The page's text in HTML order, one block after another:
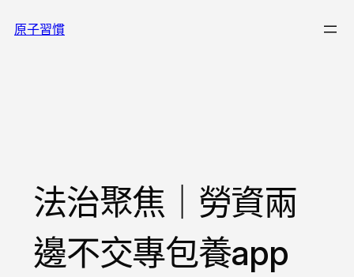
至原子習慣
法治聚焦｜勞資兩
邊不交專包養app